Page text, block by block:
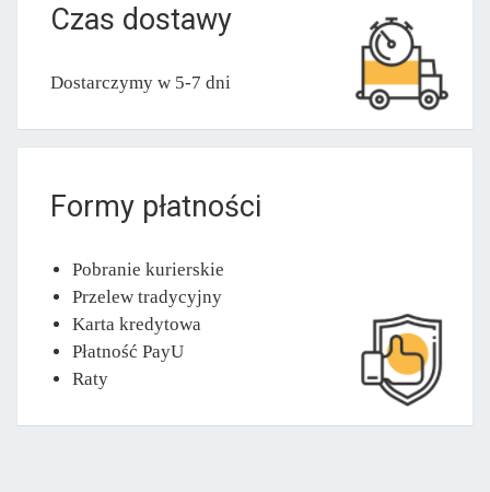
Czas dostawy
Dostarczymy w 5-7 dni
Formy płatności
Pobranie kurierskie
Przelew tradycyjny
Karta kredytowa
Płatność PayU
Raty